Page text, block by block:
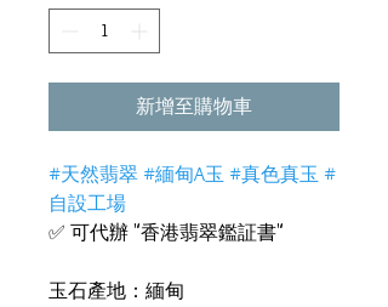
新增至購物車
#天然翡翠 #緬甸A玉 #真色真玉 #
自設工場
✅ 可代辦 "香港翡翠鑑証書"
玉石產地：緬甸